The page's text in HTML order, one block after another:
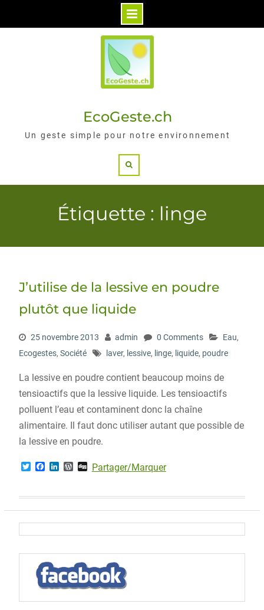
EcoGeste.ch
Un geste simple pour notre environnement
Étiquette : linge
J’utilise de la lessive en poudre
plutôt que liquide
25 novembre 2013 admin 0 Comments Eau,
Ecogestes, Société laver, lessive, linge, liquide, poudre
La lessive en poudre contient beaucoup moins de
tensioactifs que la lessive liquide. Les tensioactifs
polluent l’eau et contaminent donc la chaîne
alimentaire. Il faut donc utiliser autant que possible de
la lessive en poudre.
T
t
e
r
F
e
o
o
k
L
k
d
I
n
W
d
r
e
s
D
g
Partager/Marquer